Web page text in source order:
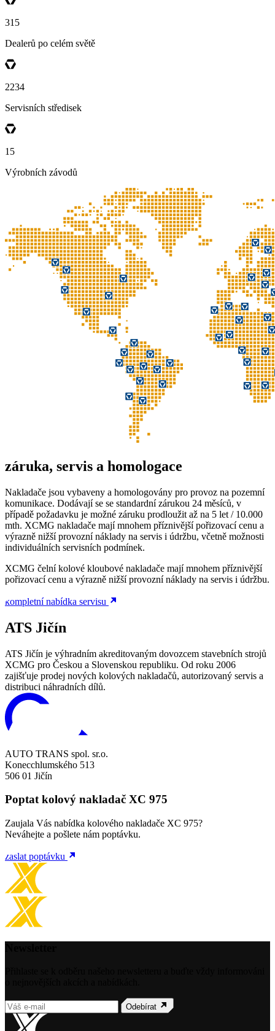
315
Dealerů po celém světě
2234
Servisních středisek
15
Výrobních závodů
záruka, servis a homologace
Nakladače jsou vybaveny a homologovány pro provoz na pozemní
komunikace. Dodávají se se standardní zárukou 24 měsíců, v
případě požadavku je možné záruku prodloužit až na 5 let / 10.000
mth. XCMG nakladače mají mnohem příznivější pořizovací cenu a
výrazně nižší provozní náklady na servis i údržbu, včetně možnosti
individuálních servisních podmínek.
XCMG čelní kolové kloubové nakladače mají mnohem příznivější
pořizovací cenu a výrazně nižší provozní náklady na servis i údržbu.
kompletní nabídka servisu
ATS Jičín
ATS Jičín je výhradním akreditovaným dovozcem stavebních strojů
XCMG pro Českou a Slovenskou republiku. Od roku 2006
zajišťuje prodej nových kolových nakladačů, autorizovaný servis a
distribuci náhradních dílů.
AUTO TRANS spol. sr.o.
Konecchlumského 513
506 01 Jičín
Poptat kolový nakladač XC 975
Zaujala Vás nabídka kolového nakladače XC 975?
Neváhejte a pošlete nám poptávku.
zaslat poptávku
Odebírat